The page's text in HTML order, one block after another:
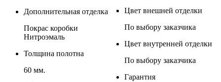
Дополнительная отделка
Покрас коробки
Нитроэмаль
Толщина полотна
60 мм.
Цвет внешней отделки
По выбору заказчика
Цвет внутренней отделки
По выбору заказчика
Гарантия